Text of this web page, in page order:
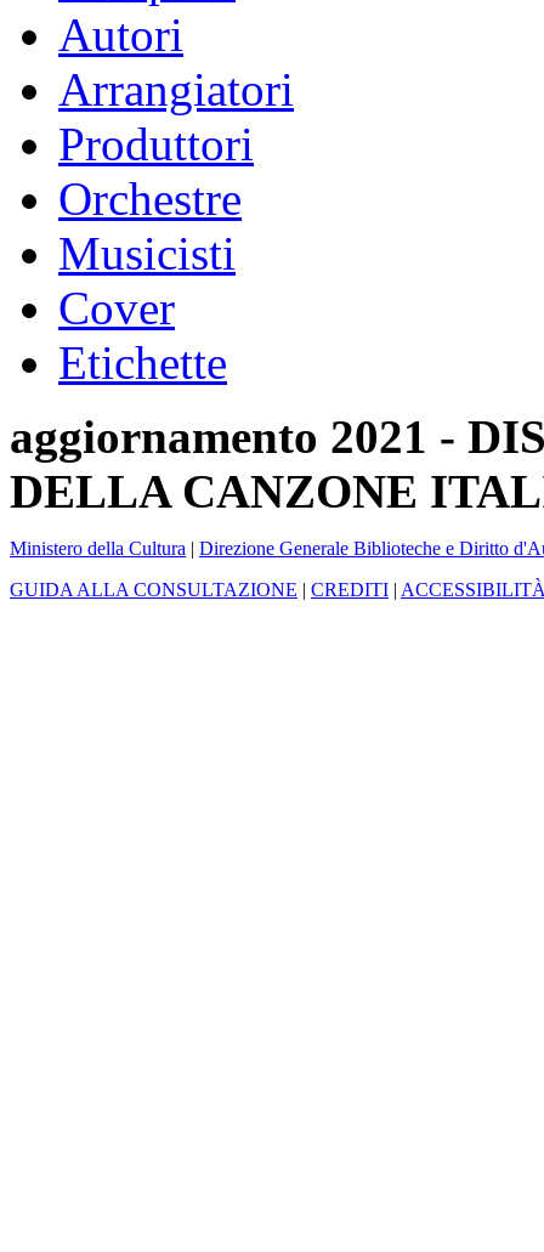
Autori
Arrangiatori
Produttori
Orchestre
Musicisti
Cover
Etichette
aggiornamento 2021 -
DELLA CANZONE
Ministero della Cultura | Direzione Generale Biblioteche e Diritto
GUIDA ALLA CONSULTAZIONE | CREDITI |